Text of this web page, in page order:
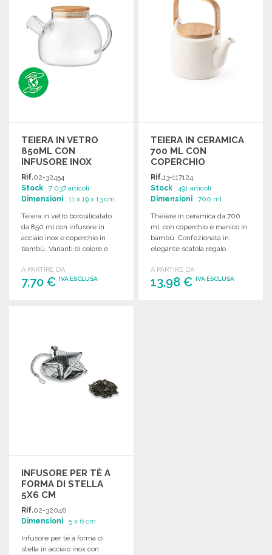
TEIERA IN VETRO
850ML CON
INFUSORE INOX
Rif.02-32454
Stock : 7 037 articoli
Dimensioni : 11 x 19 x 13 cm
Teiera in vetro borosilicatato
da 850 ml con infusore in
acciaio inox e coperchio in
bambù. Varianti di colore e
A PARTIRE DA
7,70 € IVA ESCLUSA
TEIERA IN CERAMICA
700 ML CON
COPERCHIO
Rif.13-117124
Stock : 491 articoli
Dimensioni : 700 ml
Théière in ceramica da 700
ml, con coperchio e manico in
bambù. Confezionata in
elegante scatola regalo.
A PARTIRE DA
13,98 € IVA ESCLUSA
INFUSORE PER TÈ A
FORMA DI STELLA
5X6 CM
Rif.02-32046
Dimensioni : 5 x 6 cm
Infusore per tè a forma di
stella in acciaio inox con